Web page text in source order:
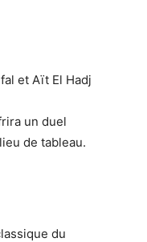
et Aït El Hadj
un duel
de tableau.
du